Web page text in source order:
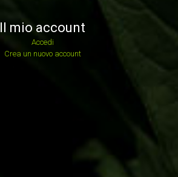
Il mio account
Accedi
Crea un nuovo account